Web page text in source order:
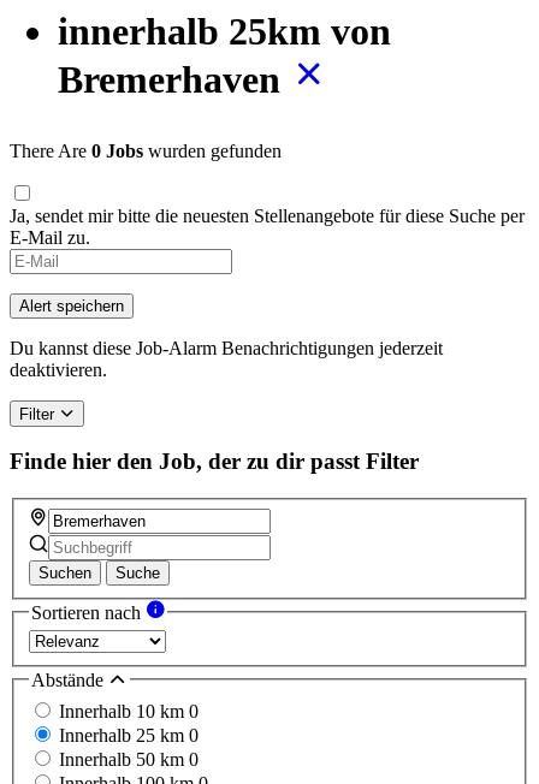
innerhalb 25km von
Bremerhaven
There Are 0 Jobs wurden gefunden
Ja, sendet mir bitte die neuesten Stellenangebote für diese Suche per
E-Mail zu.
Alert speichern
Du kannst diese Job-Alarm Benachrichtigungen jederzeit
deaktivieren.
Filter
Finde hier den Job, der zu dir passt Filter
Suchen Suche
Sortieren nach
Abstände
Innerhalb 10 km 0
Innerhalb 25 km 0
Innerhalb 50 km 0